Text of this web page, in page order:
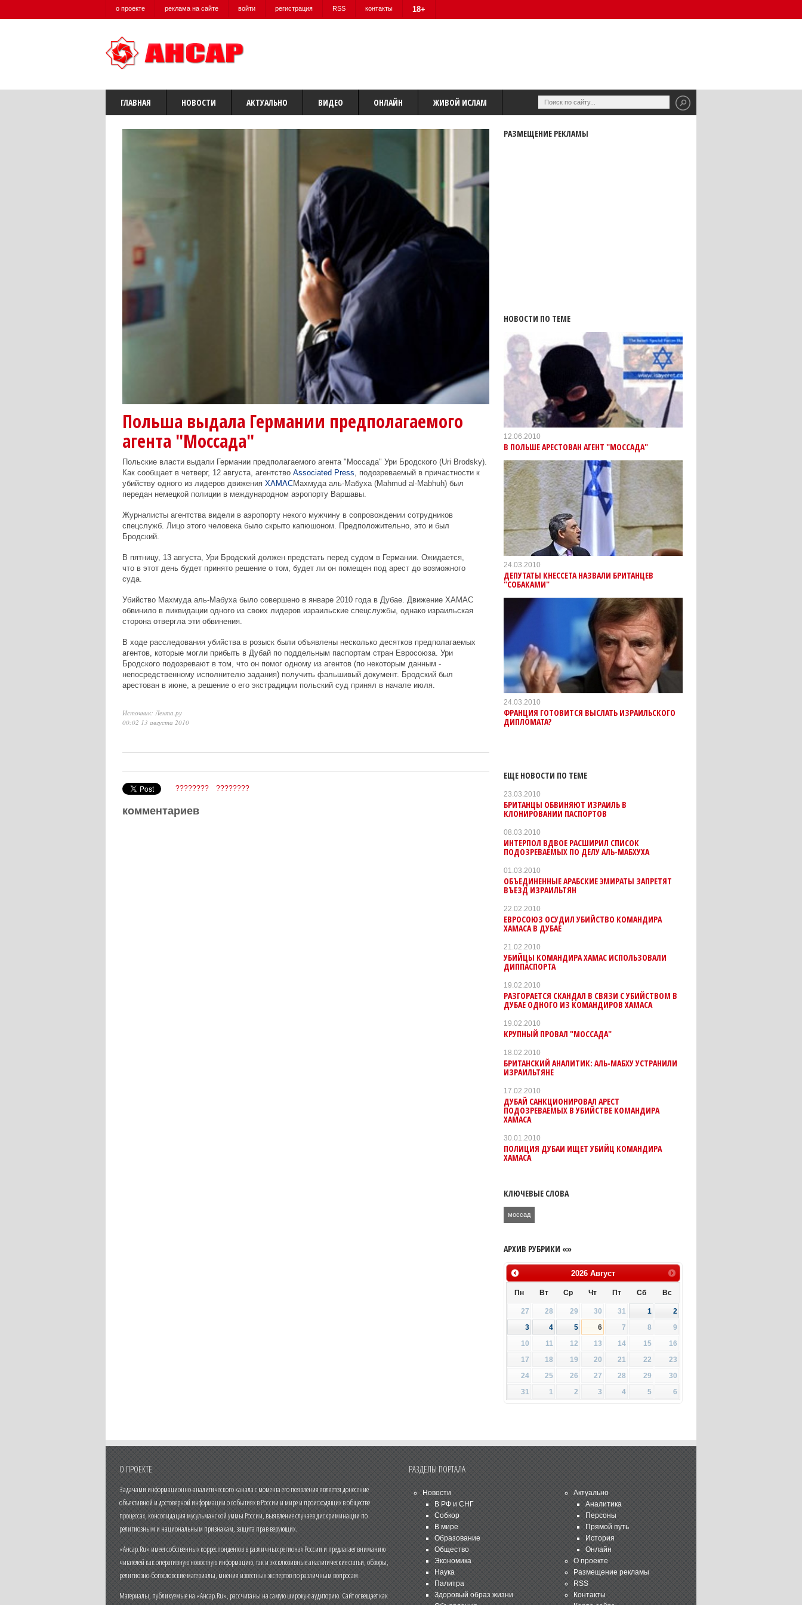
о проекте реклама на сайте войти регистрация RSS контакты 18+
ГЛАВНАЯ НОВОСТИ АКТУАЛЬНО ВИДЕО ОНЛАЙН ЖИВОЙ ИСЛАМ
Польша выдала Германии предполагаемого
агента "Моссада"
Польские власти выдали Германии предполагаемого агента "Моссада" Ури Бродского (Uri Brodsky).
Как сообщает в четверг, 12 августа, агентство Associated Press , подозреваемый в причастности к
убийству одного из лидеров движения ХАМАСМахмуда аль-Мабуха (Mahmud al-Mabhuh) был
передан немецкой полиции в международном аэропорту Варшавы.
Журналисты агентства видели в аэропорту некого мужчину в сопровождении сотрудников
спецслужб. Лицо этого человека было скрыто капюшоном. Предположительно, это и был
Бродский.
В пятницу, 13 августа, Ури Бродский должен предстать перед судом в Германии. Ожидается,
что в этот день будет принято решение о том, будет ли он помещен под арест до возможного
суда.
Убийство Махмуда аль-Мабуха было совершено в январе 2010 года в Дубае. Движение ХАМАС
обвинило в ликвидации одного из своих лидеров израильские спецслужбы, однако израильская
сторона отвергла эти обвинения.
В ходе расследования убийства в розыск были объявлены несколько десятков предполагаемых
агентов, которые могли прибыть в Дубай по поддельным паспортам стран Евросоюза. Ури
Бродского подозревают в том, что он помог одному из агентов (по некоторым данным -
непосредственному исполнителю задания) получить фальшивый документ. Бродский был
арестован в июне, а решение о его экстрадиции польский суд принял в начале июля.
Источник: Лента.ру
00:02 13 августа 2010
???????? ????????
комментариев
РАЗМЕЩЕНИЕ РЕКЛАМЫ
НОВОСТИ ПО ТЕМЕ
12.06.2010
В ПОЛЬШЕ АРЕСТОВАН АГЕНТ "МОССАДА"
24.03.2010
ДЕПУТАТЫ КНЕССЕТА НАЗВАЛИ БРИТАНЦЕВ
"СОБАКАМИ"
24.03.2010
ФРАНЦИЯ ГОТОВИТСЯ ВЫСЛАТЬ ИЗРАИЛЬСКОГО
ДИПЛОМАТА?
ЕЩЕ НОВОСТИ ПО ТЕМЕ
23.03.2010
БРИТАНЦЫ ОБВИНЯЮТ ИЗРАИЛЬ В
КЛОНИРОВАНИИ ПАСПОРТОВ
08.03.2010
ИНТЕРПОЛ ВДВОЕ РАСШИРИЛ СПИСОК
ПОДОЗРЕВАЕМЫХ ПО ДЕЛУ АЛЬ-МАБХУХА
01.03.2010
ОБЪЕДИНЕННЫЕ АРАБСКИЕ ЭМИРАТЫ ЗАПРЕТЯТ
ВЪЕЗД ИЗРАИЛЬТЯН
22.02.2010
ЕВРОСОЮЗ ОСУДИЛ УБИЙСТВО КОМАНДИРА
ХАМАСА В ДУБАЕ
21.02.2010
УБИЙЦЫ КОМАНДИРА ХАМАС ИСПОЛЬЗОВАЛИ
ДИППАСПОРТА
19.02.2010
РАЗГОРАЕТСЯ СКАНДАЛ В СВЯЗИ С УБИЙСТВОМ В
ДУБАЕ ОДНОГО ИЗ КОМАНДИРОВ ХАМАСА
19.02.2010
КРУПНЫЙ ПРОВАЛ "МОССАДА"
18.02.2010
БРИТАНСКИЙ АНАЛИТИК: АЛЬ-МАБХУ УСТРАНИЛИ
ИЗРАИЛЬТЯНЕ
17.02.2010
ДУБАЙ САНКЦИОНИРОВАЛ АРЕСТ
ПОДОЗРЕВАЕМЫХ В УБИЙСТВЕ КОМАНДИРА
ХАМАСА
30.01.2010
ПОЛИЦИЯ ДУБАИ ИЩЕТ УБИЙЦ КОМАНДИРА
ХАМАСА
КЛЮЧЕВЫЕ СЛОВА
моссад
АРХИВ РУБРИКИ «»
2026 Август
Пн Вт Ср Чт Пт Сб Вс
27 28 29 30 31 1
2
3
4 5 6 7 8
9
10
11 12 13 14 15
16
17
18 19 20 21 22
23
24
25 26 27 28 29
30
31
1 2 3 4 5 6
О ПРОЕКТЕ
Задачами информационно-аналитического канала с момента его появления является донесение
объективной и достоверной информации о событиях в России и мире и происходящих в обществе
процессах, консолидация мусульманской уммы России, выявление случаев дискриминации по
религиозным и национальным признакам, защита прав верующих.
«Ансар.Ru» имеет собственных корреспондентов в различных регионах России и предлагает вниманию
читателей как оперативную новостную информацию, так и эксклюзивные аналитические статьи, обзоры,
религиозно-богословские материалы, мнения известных экспертов по различным вопросам.
Материалы, публикуемые на «Ансар.Ru», рассчитаны на самую широкую аудиторию. Сайт освещает как
РАЗДЕЛЫ ПОРТАЛА
Новости
В РФ и СНГ
Собкор
В мире
Образование
Общество
Экономика
Наука
Палитра
Здоровый образ жизни
Актуально
Аналитика
Персоны
Прямой путь
История
Онлайн
О проекте
Размещение рекламы
RSS
Контакты